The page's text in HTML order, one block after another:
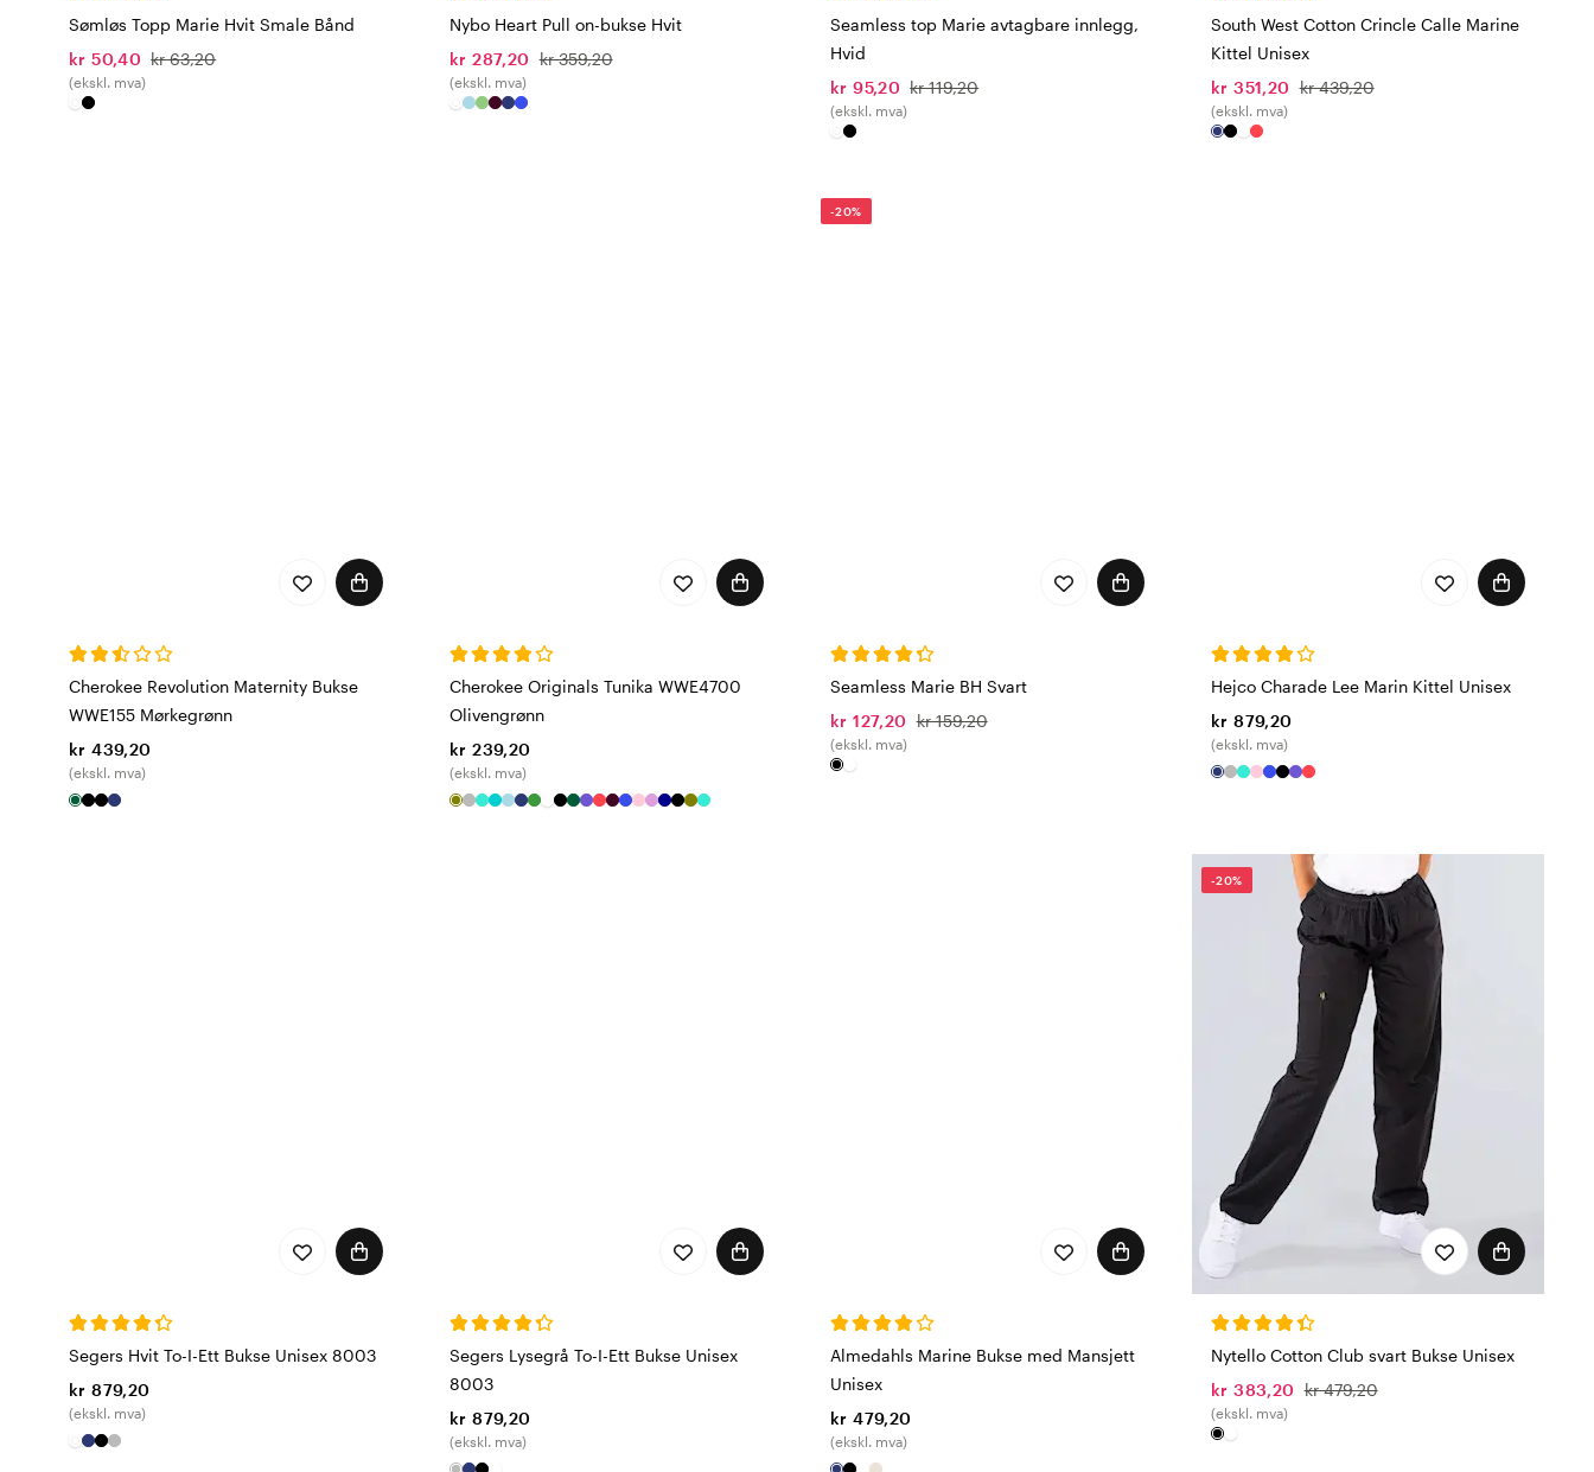
Sømløs Topp Marie Hvit Smale Bånd
kr 50,40 kr 63,20
(ekskl. mva)
Nybo Heart Pull on-bukse Hvit
kr 287,20 kr 359,20
(ekskl. mva)
Seamless top Marie avtagbare innlegg,
Hvid
kr 95,20 kr 119,20
(ekskl. mva)
South West Cotton Crincle Calle Marine
Kittel Unisex
kr 351,20 kr 439,20
(ekskl. mva)
Cherokee Revolution Maternity Bukse
WWE155 Mørkegrønn
kr 439,20
(ekskl. mva)
Cherokee Originals Tunika WWE4700
Olivengrønn
kr 239,20
(ekskl. mva)
-20%
Seamless Marie BH Svart
kr 127,20 kr 159,20
(ekskl. mva)
Hejco Charade Lee Marin Kittel Unisex
kr 879,20
(ekskl. mva)
Segers Hvit To-I-Ett Bukse Unisex 8003
kr 879,20
(ekskl. mva)
Segers Lysegrå To-I-Ett Bukse Unisex
8003
kr 879,20
(ekskl. mva)
Almedahls Marine Bukse med Mansjett
Unisex
kr 479,20
(ekskl. mva)
-20%
Nytello Cotton Club svart Bukse Unisex
kr 383,20 kr 479,20
(ekskl. mva)